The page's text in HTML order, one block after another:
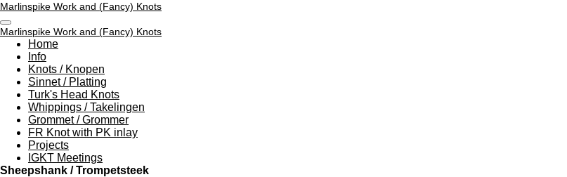
Ga
direct
naar
de
hoofdinhoud
Marlinspike Work and (Fancy) Knots
Marlinspike Work and (Fancy) Knots
Home
Info
Knots / Knopen
Sinnet / Platting
Turk's Head Knots
Whippings / Takelingen
Grommet / Grommer
FR Knot with PK inlay
Projects
IGKT Meetings
Sheepshank / Trompetsteek